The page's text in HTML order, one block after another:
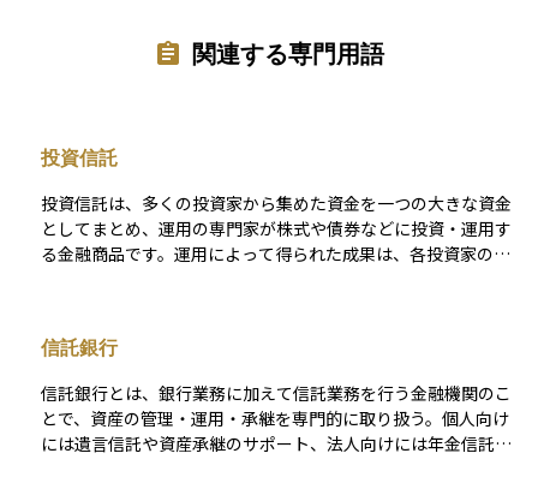
関連する専門用語
投資信託
投資信託は、多くの投資家から集めた資金を一つの大きな資金
としてまとめ、運用の専門家が株式や債券などに投資・運用す
る金融商品です。運用によって得られた成果は、各投資家の投
料などのコストが発生することにも注意が必要です。また、投
資信託ごとに運用方針やリスクの水準が異なり、運用の専門家
がその方針に基づいて投資先を選定し、資金を運用していきま
す。
信託銀行
信託銀行とは、銀行業務に加えて信託業務を行う金融機関のこ
とで、資産の管理・運用・承継を専門的に取り扱う。個人向け
には遺言信託や資産承継のサポート、法人向けには年金信託や